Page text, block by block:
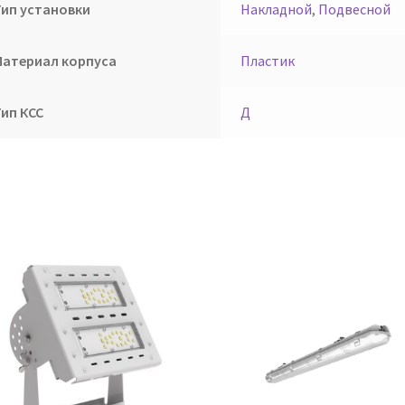
установки Накладной, Подвесной
корпуса Пластик
КСС Д